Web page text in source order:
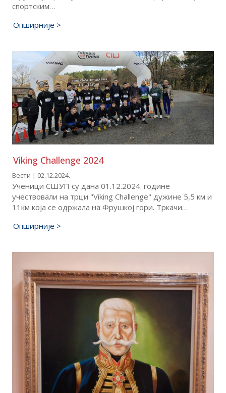
спортским…
Опширније >
Viking Challenge 2024
Вести | 02.12.2024.
Ученици СШУП су дана 01.12.2024. године
учествовали на трци "Viking Challenge" дужине 5,5 км и
11км која се одржала на Фрушкој гори. Тркачи…
Опширније >